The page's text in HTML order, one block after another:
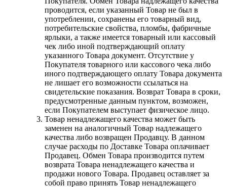
проводится, если указанный Товар не был в
употреблении, сохранены его товарный вид,
потребительские свойства, пломбы, фабричные
ярлыки, а также имеется товарный или кассовый
чек либо иной подтверждающий оплату
указанного Товара документ. Отсутствие у
Покупателя товарного или кассового чека либо
иного подтверждающего оплату Товара документа
не лишает его возможности ссылаться на
свидетельские показания. Возврат Товара в сроки,
предусмотренные данным пунктом, возможен,
если Покупателем выступает физическое лицо.
Товар ненадлежащего качества может быть
заменен на аналогичный Товар надлежащего
качества либо возвращен Продавцу. В данном
случае расходы по Доставке Товара оплачивает
Продавец. Обмен Товара производится путем
возврата Товара ненадлежащего качества и
продажи нового Товара. Продавец оставляет за
собой право принять Товар ненадлежащего